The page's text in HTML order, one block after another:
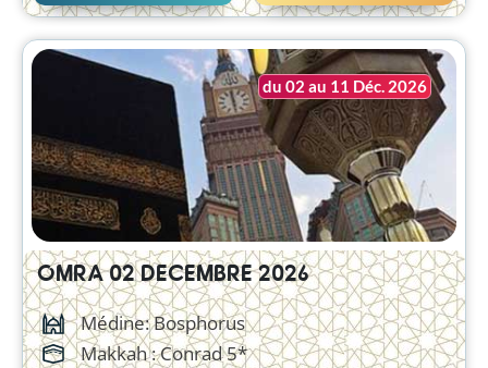
OMRA 02 DECEMBRE 2026
Médine: Bosphorus
Makkah :Conrad 5*
du 02 au 11 Déc. 2026